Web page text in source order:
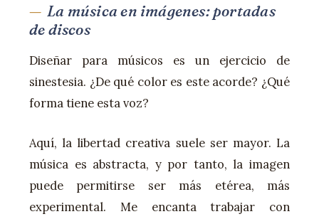
La música en imágenes: portadas
de discos
Diseñar para músicos es un ejercicio de
sinestesia. ¿De qué color es este acorde? ¿Qué
forma tiene esta voz?
Aquí, la libertad creativa suele ser mayor. La
música es abstracta, y por tanto, la imagen
puede permitirse ser más etérea, más
experimental. Me encanta trabajar con